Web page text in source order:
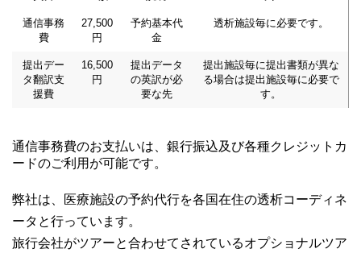
通信事務
費
27,500
円
予約基本代
金
透析施設毎に必要です。
提出デー
タ翻訳支
援費
16,500
円
提出データ
の英訳が必
要な先
提出施設毎に提出書類が異な
る場合は提出施設毎に必要で
す。
通信事務費のお支払いは、銀行振込及び各種クレジットカ
ードのご利用が可能です。
弊社は、医療施設の予約代行を各国在住の透析コーディネ
ータと行っています。
旅行会社がツアーと合わせてされているオプショナルツア